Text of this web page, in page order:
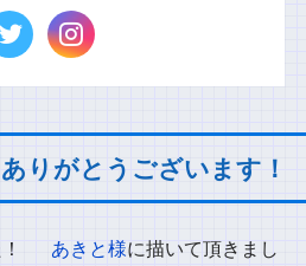
りがとうございます！
あきと様に描いて頂きまし